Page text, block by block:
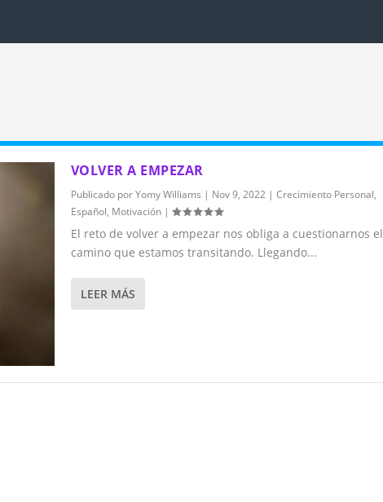
VOLVER A EMPEZAR
Publicado porYomy Williams | Nov 9, 2022| Crecimiento Personal,
Español, Motivación|
El reto de volver a empezar nos obliga a cuestionarnos el
camino que estamos transitando. Llegando...
LEER MÁS